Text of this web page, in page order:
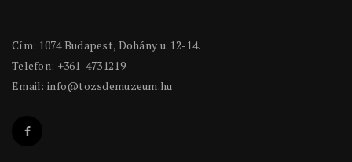
Cím: 1074 Budapest, Dohány u. 12-14.
Telefon: +361-4731219
Email: info@tozsdemuzeum.hu